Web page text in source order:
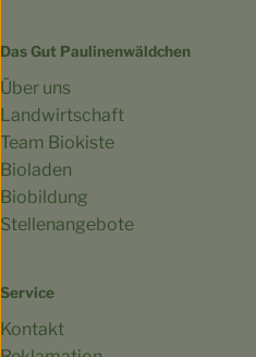
Das Gut Paulinenwäldchen
Über uns
Landwirtschaft
Team Biokiste
Bioladen
Biobildung
Stellenangebote
Service
Kontakt